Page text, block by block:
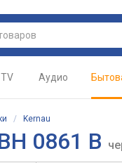
TV Аудио
/ Kernau
0861 B